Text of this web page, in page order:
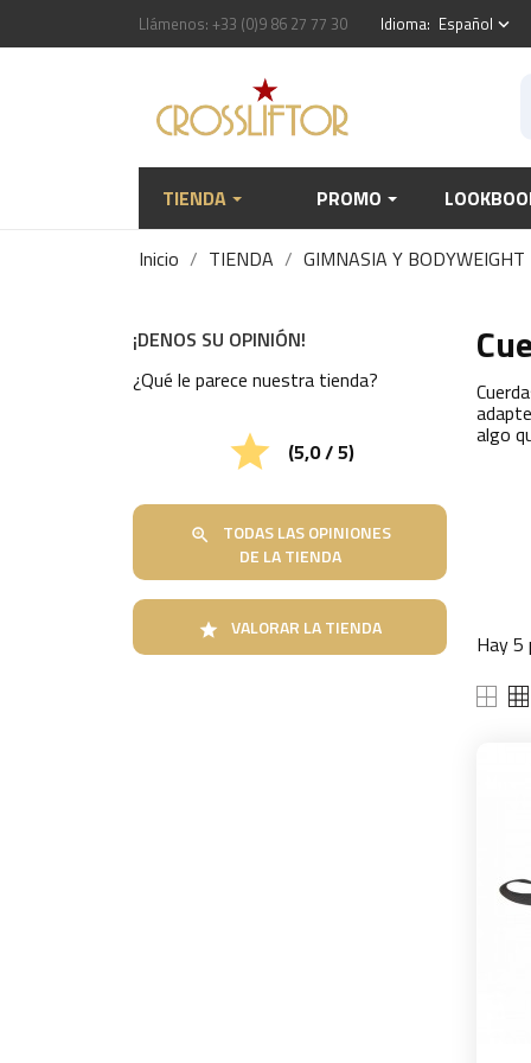
Llámenos: +33 (0)9 86 27 77 30 Idioma: Español keyboard_arrow_down
TIENDA PROMO
Inicio TIENDA GIMNASIA Y BODYWEIGHT
¡DENOS SU OPINIÓN!
¿Qué le parece nuestra tienda?
 (5,0 / 5)

TODAS LAS OPINIONES
DE LA TIENDA
 VALORAR LA TIENDA
algo
Hay 5